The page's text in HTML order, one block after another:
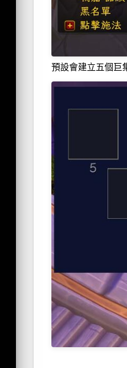
預設會建立五個巨